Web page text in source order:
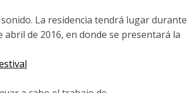
La residencia tendrá lugar durante
abril de 2016, en donde se presentará la